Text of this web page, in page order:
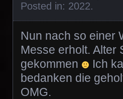
Posted in: 2022.
Nun nach so einer
Messe erholt. Alter
gekommen
Ich
bedanken die
OMG.